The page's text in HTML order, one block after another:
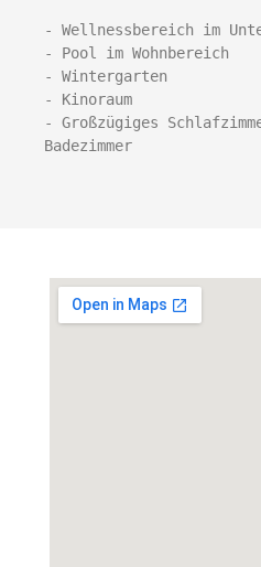
- Wellnessbereich im
- Pool im Wohnbereich
- Wintergarten
- Kinoraum
- Großzügiges
Badezimmer